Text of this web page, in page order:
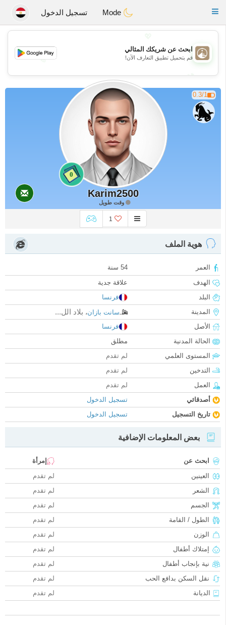
Bahebik
Toggle
تسجيل الدخول
💖
💕
💕
ابحث عن شريكك المثالي
قم بتحميل تطبيق التعارف الآن!
0.3/1
0
Karim2500
وقت طويل
1
هوية الملف
العمر
54 سنة
الهدف
علاقة جدية
البلد
فرنسا
المدينة
سانت بازان، بلاد الل...
الأصل
فرنسا
الحالة المدنية
مطلق
المستوى العلمي
لم تقدم
التدخين
لم تقدم
العمل
لم تقدم
أصدقائي
تسجيل الدخول
تاريخ التسجيل
تسجيل الدخول
بعض المعلومات الإضافية
ابحث عن
إمرأة
العينين
لم تقدم
الشعر
لم تقدم
الجسم
لم تقدم
الطول / القامة
لم تقدم
الوزن
لم تقدم
إمتلاك أطفال
لم تقدم
نية بإنجاب أطفال
لم تقدم
نقل السكن بدافع الحب
لم تقدم
الديانة
لم تقدم